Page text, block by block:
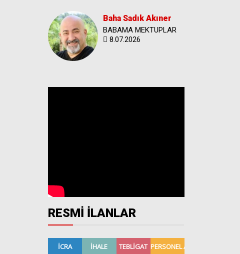
Baha Sadık Akıner
BABAMA MEKTUPLAR
8.07.2026
RESMİ İLANLAR